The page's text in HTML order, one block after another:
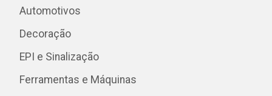
Automotivos
Decoração
EPI e Sinalização
Ferramentas e Máquinas